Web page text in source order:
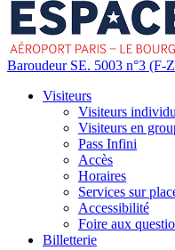
Baroudeur SE. 5003 n°3
Visiteurs
Visiteurs
Visiteurs en
Pass Infini
Accès
Horaires
Services sur
Accessibilité
Foire aux
Billetterie